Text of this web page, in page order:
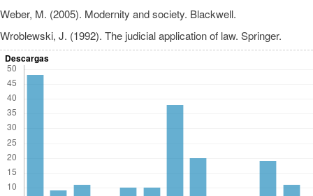
Weber, M. (2005). Modernity and society. Blackwell.
Wroblewski, J. (1992). The judicial application of law. Springer.
Descargas